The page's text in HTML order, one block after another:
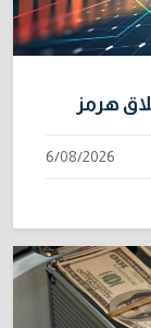
6/08/2026